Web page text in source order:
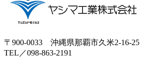
〒900-0033 沖縄県那覇市久米2-16-25
TEL／098-863-2191